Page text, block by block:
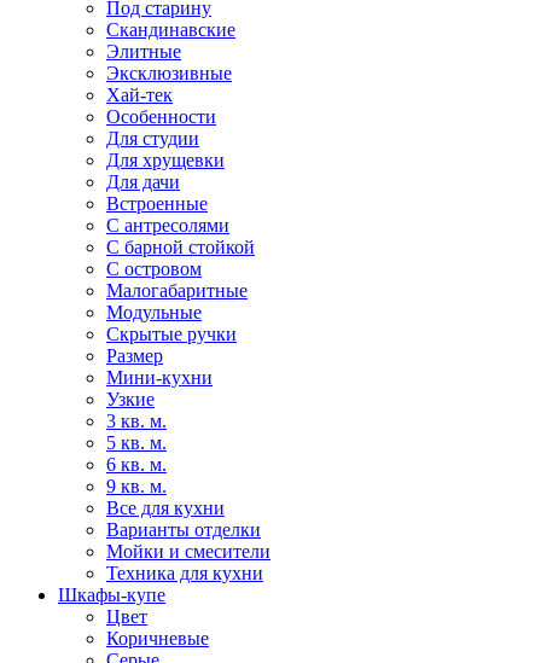
Под старину
Скандинавские
Элитные
Эксклюзивные
Хай-тек
Особенности
Для студии
Для хрущевки
Для дачи
Встроенные
С антресолями
С барной стойкой
С островом
Малогабаритные
Модульные
Скрытые ручки
Размер
Мини-кухни
Узкие
3 кв. м.
5 кв. м.
6 кв. м.
9 кв. м.
Все для кухни
Варианты отделки
Мойки и смесители
Техника для кухни
Шкафы-купе
Цвет
Коричневые